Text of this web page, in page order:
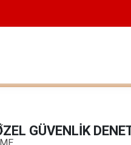
GÜVENLİK